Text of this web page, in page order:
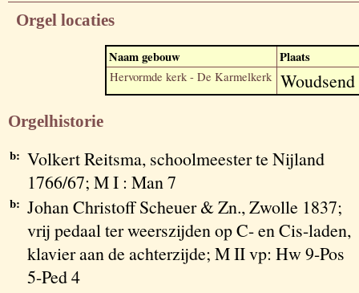
Orgel locaties
Naam gebouw Plaats
Hervormde kerk - De Karmelkerk Woudsend
Orgelhistorie
b: Volkert Reitsma, schoolmeester te Nijland
1766/67; M I : Man 7
b: Johan Christoff Scheuer & Zn., Zwolle 1837;
vrij pedaal ter weerszijden op C- en Cis-laden,
klavier aan de achterzijde; M II vp: Hw 9-Pos
5-Ped 4